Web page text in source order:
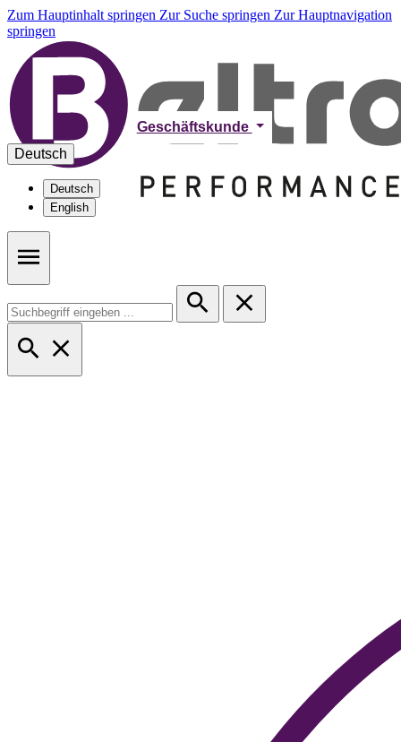
Zum Hauptinhalt springen Zur Suche springen Zur Hauptnavigation
springen
Geschäftskunde
Deutsch
Deutsch
English